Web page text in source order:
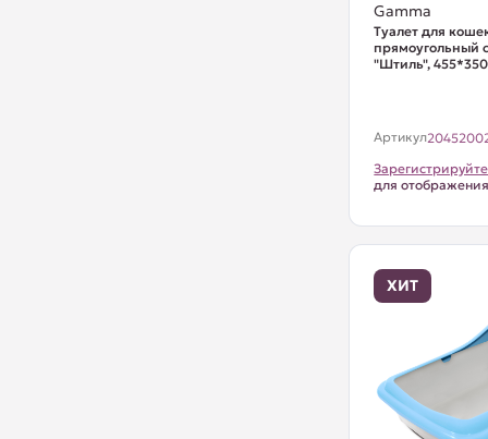
Gamma
Туалет для
прямоугольный
"Штиль",
Артикул
для
ХИТ